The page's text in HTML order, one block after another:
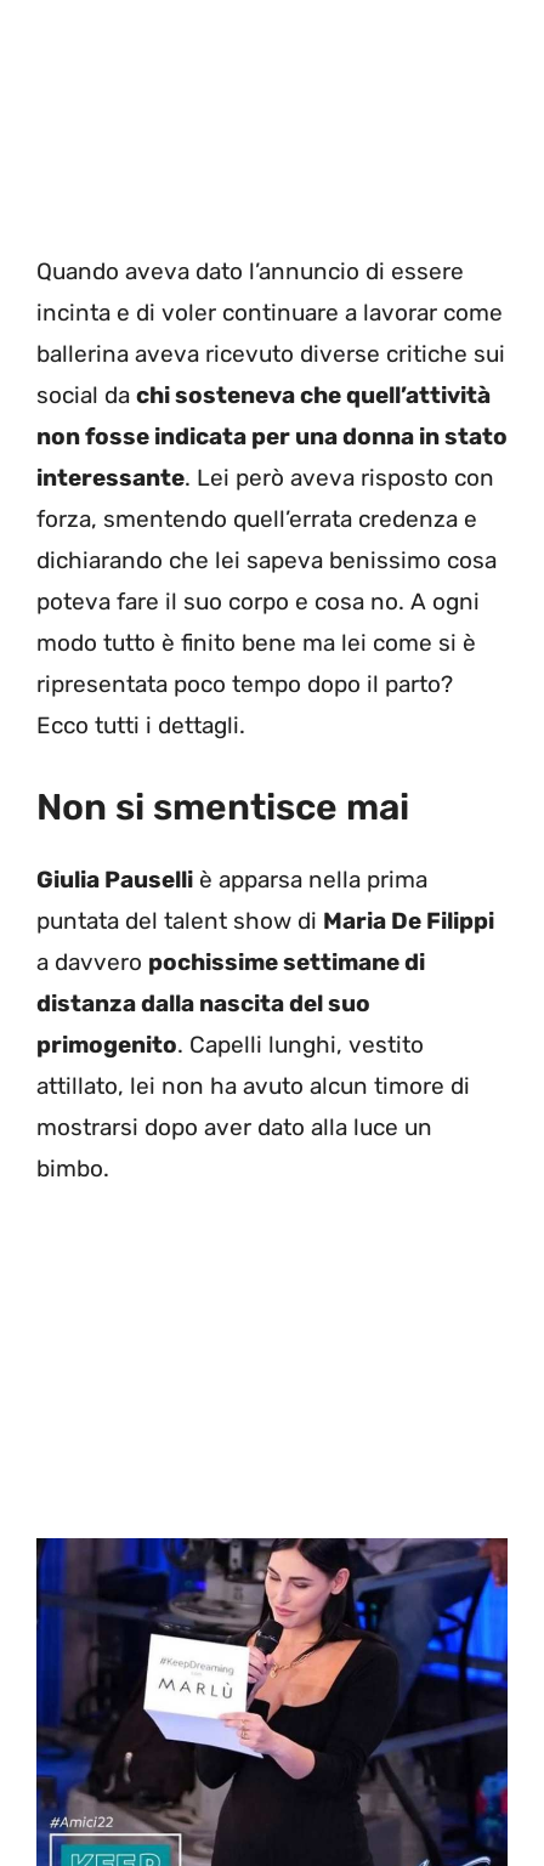
Quando aveva dato l’annuncio di essere
incinta e di voler continuare a lavorar come
ballerina aveva ricevuto diverse critiche sui
social da chi sosteneva che quell’attività
non fosse indicata per una donna in stato
interessante. Lei però aveva risposto con
forza, smentendo quell’errata credenza e
dichiarando che lei sapeva benissimo cosa
poteva fare il suo corpo e cosa no. A ogni
modo tutto è finito bene ma lei come si è
ripresentata poco tempo dopo il parto?
Ecco tutti i dettagli.
Non si smentisce mai
Giulia Pauselli è apparsa nella prima
puntata del talent show di Maria De Filippi
a davvero pochissime settimane di
distanza dalla nascita del suo
primogenito. Capelli lunghi, vestito
attillato, lei non ha avuto alcun timore di
mostrarsi dopo aver dato alla luce un
bimbo.